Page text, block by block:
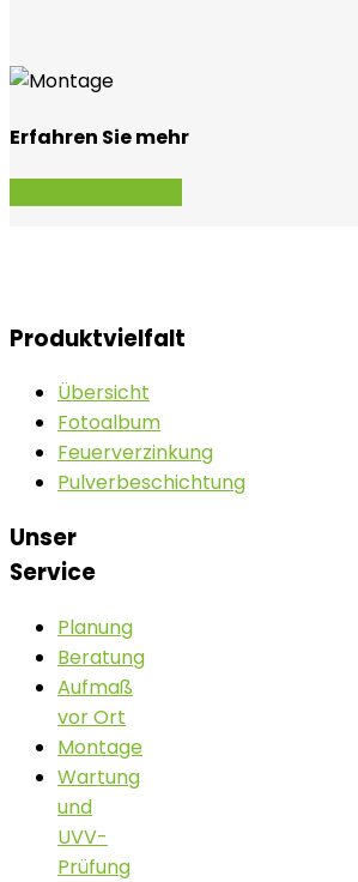
Erfahren Sie mehr
Produktvielfalt
Übersicht
Fotoalbum
Feuerverzinkung
Pulverbeschichtung
Unser
Service
Planung
Beratung
Aufmaß
vor Ort
Montage
Wartung
und
UVV-
Prüfung